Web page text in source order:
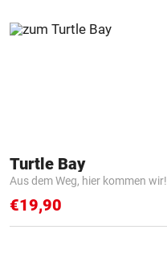
Turtle Bay
Aus dem Weg, hier kommen wir!
€19,90